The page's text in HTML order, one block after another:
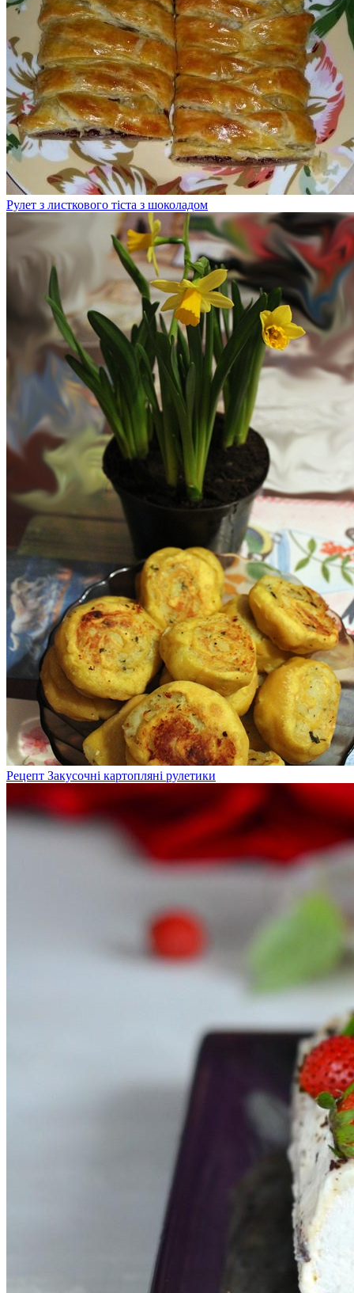
Рулет з листкового тіста з шоколадом
Рецепт Закусочні картопляні рулетики